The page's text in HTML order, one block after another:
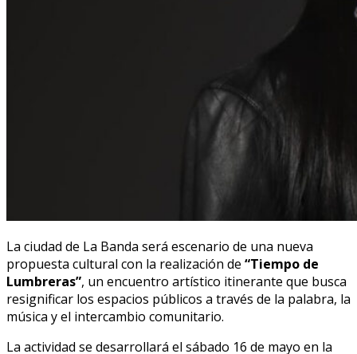
La ciudad de La Banda será escenario de una nueva
propuesta cultural con la realización de “Tiempo de
Lumbreras”, un encuentro artístico itinerante que busca
resignificar los espacios públicos a través de la palabra, la
música y el intercambio comunitario.
La actividad se desarrollará el sábado 16 de mayo en la